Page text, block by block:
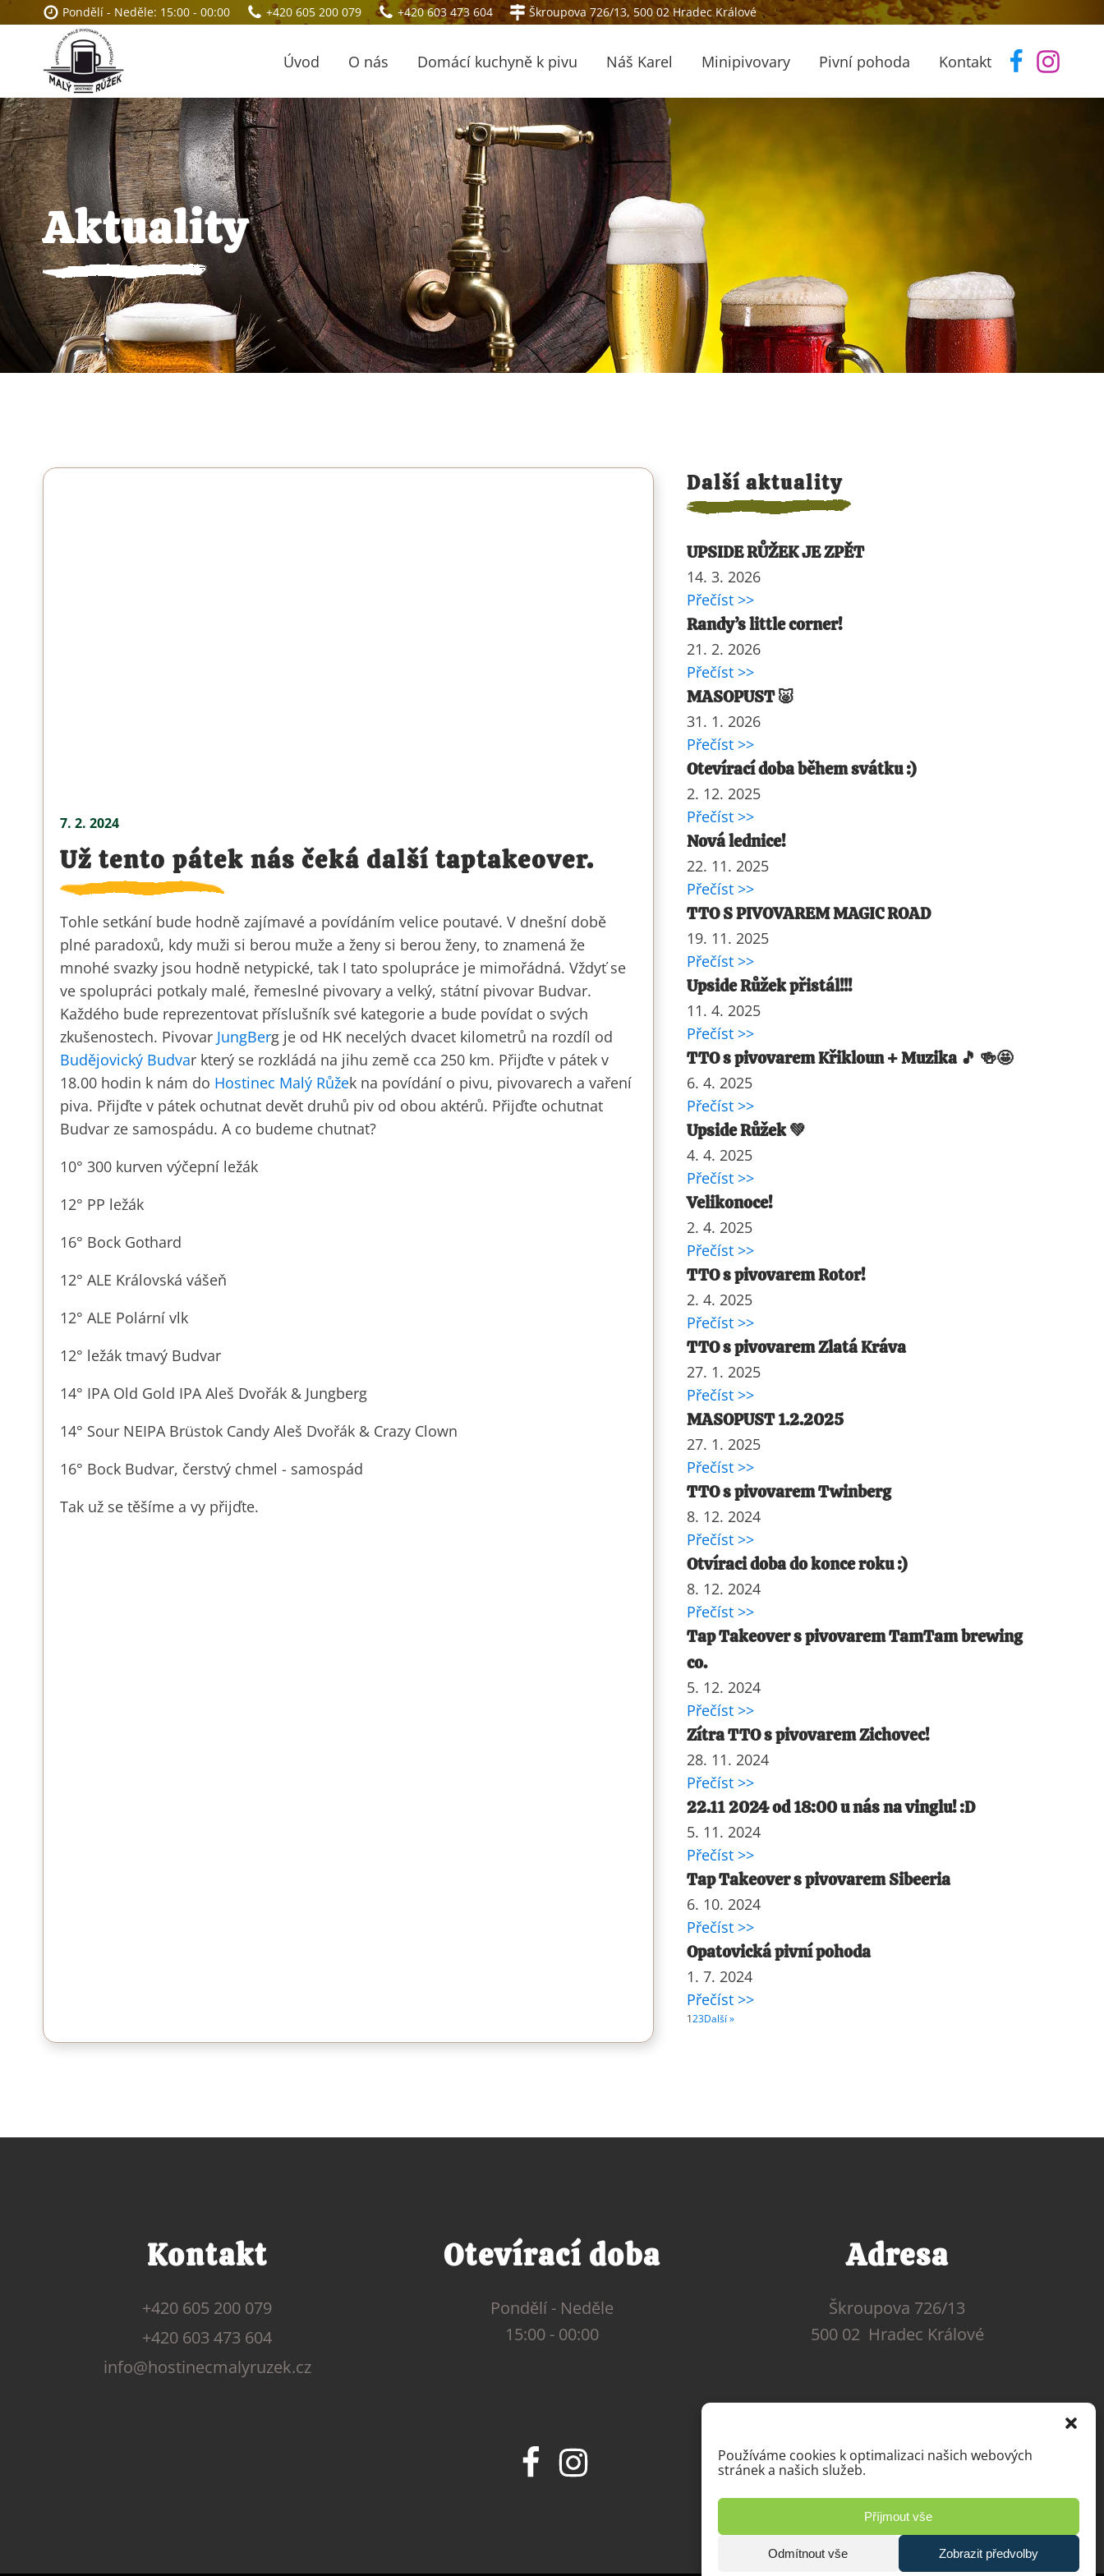
Používáme cookies k optimalizaci našich webových
stránek a našich služeb.
Příjmout vše
Odmítnout vše Zobrazit předvolby
Pondělí - Neděle: 15:00 - 00:00 +420 605 200 079 +420 603 473 604 Škroupova 726/13, 500 02 Hradec Králové
Úvod O nás Domácí kuchyně k pivu Náš Karel Minipivovary Pivní pohoda Kontakt
Aktuality
7. 2. 2024
Už tento pátek nás čeká další taptakeover.
Tohle setkání bude hodně zajímavé a povídáním velice poutavé. V dnešní době
plné paradoxů, kdy muži si berou muže a ženy si berou ženy, to znamená že
mnohé svazky jsou hodně netypické, tak I tato spolupráce je mimořádná. Vždyť se
ve spolupráci potkaly malé, řemeslné pivovary a velký, státní pivovar Budvar.
Každého bude reprezentovat příslušník své kategorie a bude povídat o svých
zkušenostech. Pivovar JungBerg je od HK necelých dvacet kilometrů na rozdíl od
Budějovický Budvar který se rozkládá na jihu země cca 250 km. Přijďte v pátek v
18.00 hodin k nám do Hostinec Malý Růžek na povídání o pivu, pivovarech a vaření
piva. Přijďte v pátek ochutnat devět druhů piv od obou aktérů. Přijďte ochutnat
Budvar ze samospádu. A co budeme chutnat?
10° 300 kurven výčepní ležák
12° PP ležák
16° Bock Gothard
12° ALE Královská vášeň
12° ALE Polární vlk
12° ležák tmavý Budvar
14° IPA Old Gold IPA Aleš Dvořák & Jungberg
14° Sour NEIPA Brüstok Candy Aleš Dvořák & Crazy Clown
16° Bock Budvar, čerstvý chmel - samospád
Tak už se těšíme a vy přijďte.
Další aktuality
UPSIDE RŮŽEK JE ZPĚT
14. 3. 2026
Přečíst >>
Randy’s little corner!
21. 2. 2026
Přečíst >>
MASOPUST 🐷
31. 1. 2026
Přečíst >>
Otevírací doba během svátku :)
2. 12. 2025
Přečíst >>
Nová lednice!
22. 11. 2025
Přečíst >>
TTO S PIVOVAREM MAGIC ROAD
19. 11. 2025
Přečíst >>
Upside Růžek přistál!!!
11. 4. 2025
Přečíst >>
TTO s pivovarem Křikloun + Muzika 🎵 🍻🤩
6. 4. 2025
Přečíst >>
Upside Růžek 💚
4. 4. 2025
Přečíst >>
Velikonoce!
2. 4. 2025
Přečíst >>
TTO s pivovarem Rotor!
2. 4. 2025
Přečíst >>
TTO s pivovarem Zlatá Kráva
27. 1. 2025
Přečíst >>
MASOPUST 1.2.2025
27. 1. 2025
Přečíst >>
TTO s pivovarem Twinberg
8. 12. 2024
Přečíst >>
Otvíraci doba do konce roku :)
8. 12. 2024
Přečíst >>
Tap Takeover s pivovarem TamTam brewing
co.
5. 12. 2024
Přečíst >>
Zítra TTO s pivovarem Zichovec!
28. 11. 2024
Přečíst >>
22.11 2024 od 18:00 u nás na vinglu! :D
5. 11. 2024
Přečíst >>
Tap Takeover s pivovarem Sibeeria
6. 10. 2024
Přečíst >>
Opatovická pivní pohoda
1. 7. 2024
Přečíst >>
123Další »
Kontakt
+420 605 200 079
+420 603 473 604
info@hostinecmalyruzek.cz
Otevírací doba
Pondělí - Neděle
15:00 - 00:00
Adresa
Škroupova 726/13
500 02 Hradec Králové